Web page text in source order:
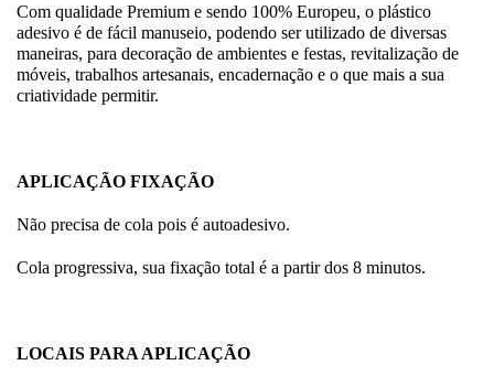
Com qualidade Premium e sendo 100% Europeu, o plástico
adesivo é de fácil manuseio, podendo ser utilizado de diversas
maneiras, para decoração de ambientes e festas, revitalização de
móveis, trabalhos artesanais, encadernação e o que mais a sua
criatividade permitir.
APLICAÇÃO FIXAÇÃO
Não precisa de cola pois é autoadesivo.
Cola progressiva, sua fixação total é a partir dos 8 minutos.
LOCAIS PARA APLICAÇÃO